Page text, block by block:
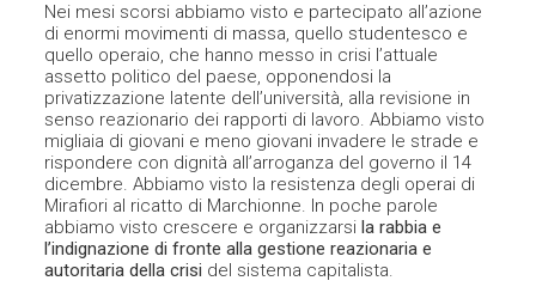
Nei mesi scorsi abbiamo visto e partecipato all’azione
di enormi movimenti di massa, quello studentesco e
quello operaio, che hanno messo in crisi l’attuale
assetto politico del paese, opponendosi la
privatizzazione latente dell’università, alla revisione in
senso reazionario dei rapporti di lavoro. Abbiamo visto
migliaia di giovani e meno giovani invadere le strade e
rispondere con dignità all’arroganza del governo il 14
dicembre. Abbiamo visto la resistenza degli operai di
Mirafiori al ricatto di Marchionne. In poche parole
abbiamo visto crescere e organizzarsila rabbia e
l’indignazione di fronte alla gestione reazionaria e
autoritaria della crisi del sistema capitalista.